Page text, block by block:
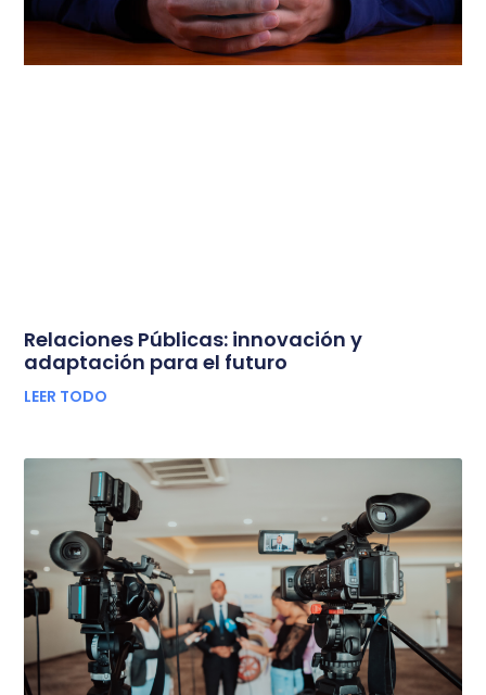
Relaciones Públicas: innovación y
adaptación para el futuro
LEER TODO